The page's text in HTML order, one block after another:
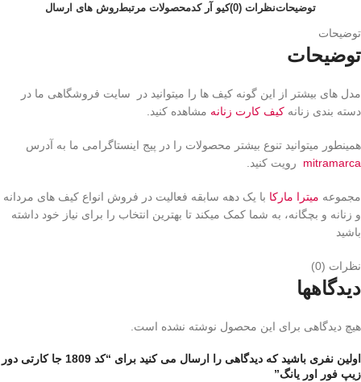
توضیحاتنظرات (0) کیو آر کدمحصولات مرتبطروش های ارسال
توضیحات
توضیحات
مدل های بیشتر از این گونه کیف ها را میتوانید در سایت فروشگاهی ما در
دسته بندی زنانه کیف کارت زنانه مشاهده کنید.
همینطور میتوانید تنوع بیشتر محصولات را در پیج اینستاگرامی ما به آدرس
mitramarca رویت کنید.
مجموعه میترا مارکا با یک دهه سابقه فعالیت در فروش انواع کیف های مردانه
و زنانه و بچگانه، به شما کمک میکند تا بهترین انتخاب را برای نیاز خود داشته
باشید
نظرات (0)
دیدگاهها
هیچ دیدگاهی برای این محصول نوشته نشده است.
اولین نفری باشید که دیدگاهی را ارسال می کنید برای “کد 1809 جا کارتی دور
زیپ فور اور یانگ”